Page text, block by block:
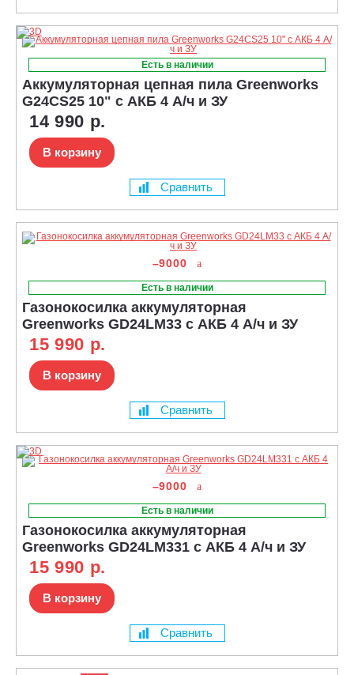
Есть в наличии
Аккумуляторная цепная пила Greenworks
G24CS25 10" c АКБ 4 А/ч и ЗУ
14 990 р.
В корзину
Сравнить
–9000
Есть в наличии
Газонокосилка аккумуляторная
Greenworks GD24LM33 с АКБ 4 А/ч и ЗУ
15 990 р.
В корзину
Сравнить
–9000
Есть в наличии
Газонокосилка аккумуляторная
Greenworks GD24LM331 с АКБ 4 А/ч и ЗУ
15 990 р.
В корзину
Сравнить